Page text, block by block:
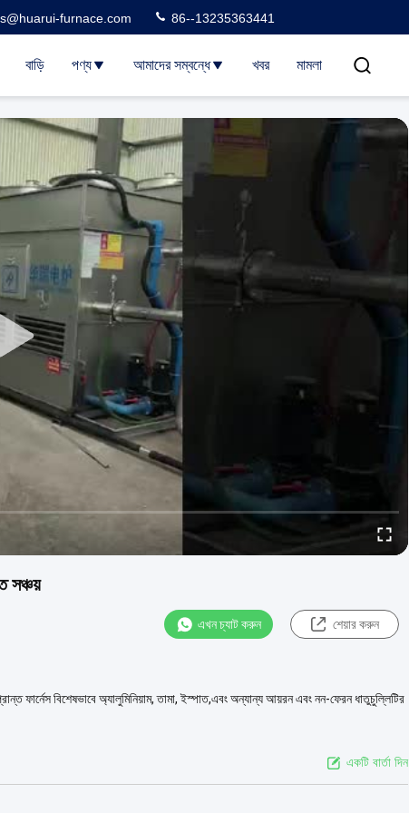
furnace.com 86--13235363441
বাড়ি পণ্য আমাদের সম্বন্ধে খবর মামলা
সঞ্চয়
এখন চ্যাট করুন শেয়ার করুন
ফার্নেস বিশেষভাবে অ্যালুমিনিয়াম, তামা, ইস্পাত,এবং অন্যান্য আয়রন এবং নন-ফেরন ধাতুচুল্লিটির
একটি বার্তা দিন